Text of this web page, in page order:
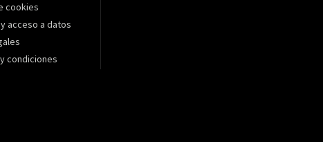
cookies
acceso a datos
condiciones